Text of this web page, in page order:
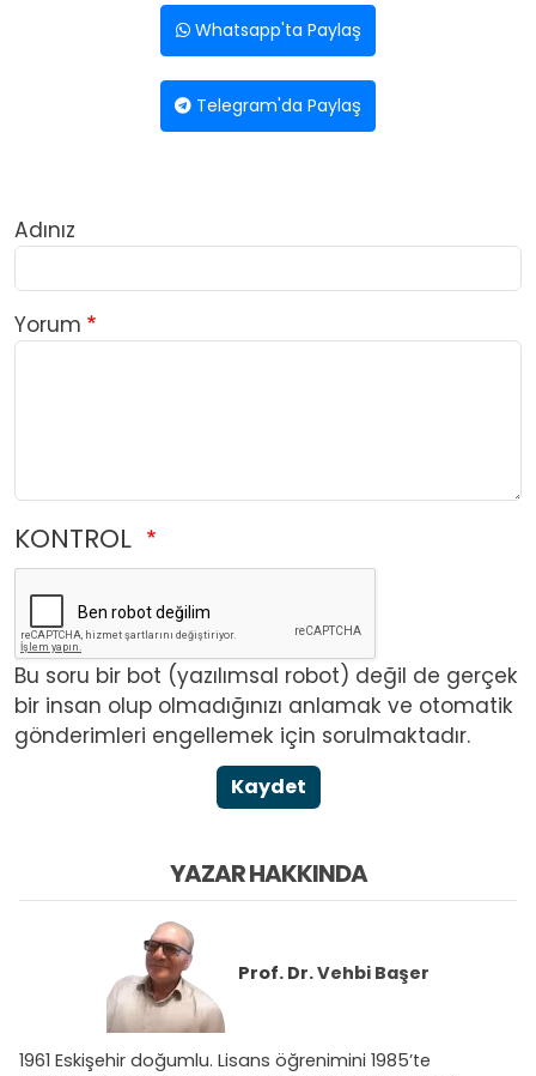
Whatsapp'ta Paylaş
Telegram'da Paylaş
Adınız
Yorum
KONTROL
Bu soru bir bot (yazılımsal robot) değil de gerçek
bir insan olup olmadığınızı anlamak ve otomatik
gönderimleri engellemek için sorulmaktadır.
Kaydet
YAZAR HAKKINDA
Prof. Dr.Vehbi Başer
1961 Eskişehir doğumlu. Lisans öğrenimini 1985’te